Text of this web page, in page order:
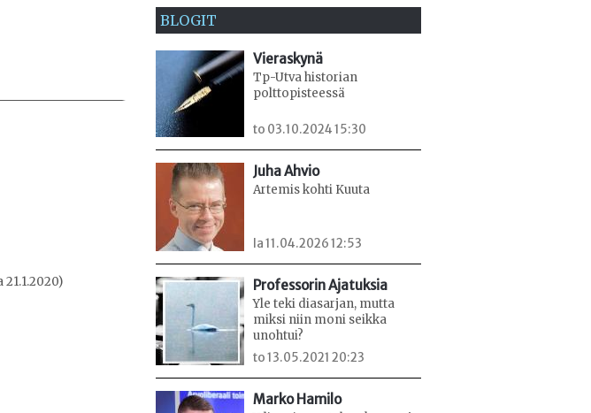
BLOGIT
Vieraskynä
Tp-Utva historian
polttopisteessä
to 03.10.2024 15:30
Juha Ahvio
Artemis kohti Kuuta
la 11.04.2026 12:53
Professorin Ajatuksia
Yle teki diasarjan, mutta
miksi niin moni seikka
unohtui?
to 13.05.2021 20:23
Marko Hamilo